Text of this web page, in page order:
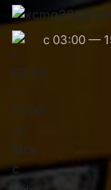
с 03:00 —